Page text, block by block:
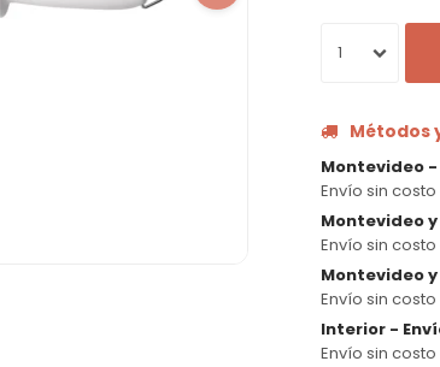
1
Métodos
Montevideo -
Envío sin
Montevideo
Envío sin
Montevideo
Envío sin
Interior -
Envío sin